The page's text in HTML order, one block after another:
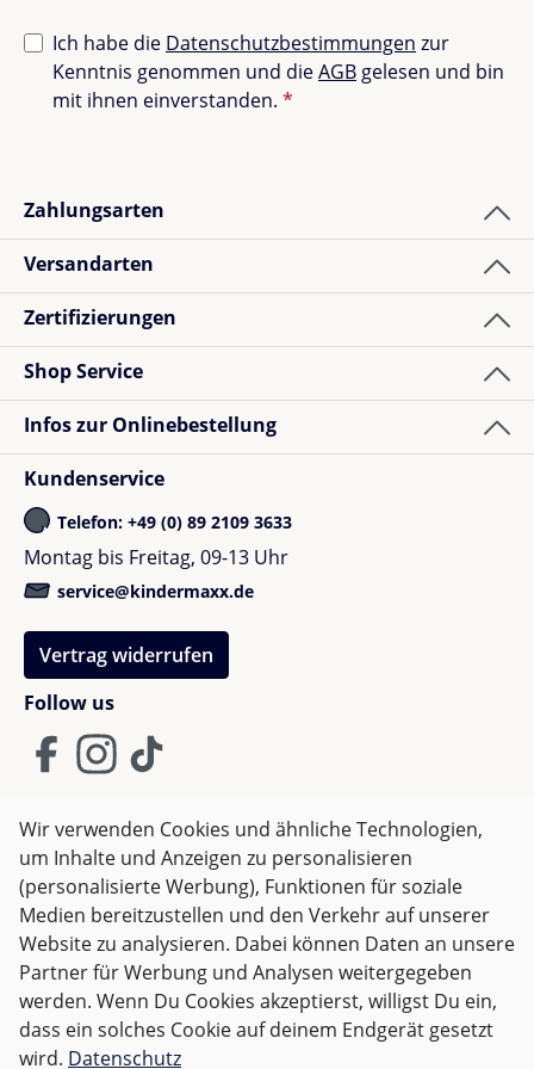
Babywanne, Babyschale undCybex Priam Sitzpaket
wechseln. Die Sitzeinheit ist wendbar – dein Kind kann
dich anschauen oder die Welt entdecken.
Ergonomische Liegeposition für entspanntes
Schlafen
Verstellbare Fußstütze
Höhenverstellbarer Schiebegriff
Perfektes Fahrgefühl auf
jedem Untergrund
Dank derKinderwagen mit Allradfederung
derCybex Kinderwagenbesonders sanft – egal ob
Stadt, Waldweg oder Kopfsteinpflaster.
Mit dem praktischen Zwei-Rad-Modus meisterst du
auch schwierigesunebenes Gelände
Highlights für unterwegs
Zwei-Rad-Modus für schwieriges Gelände
Geräumiger Einkaufskorbfür viel Stauraum
Kompakt faltbar mit einer Hand
Kindermaxx Erfahrung
Wir bei Kindermaxx verkaufen den Cybex Priamseit
Jahren und kennen ihn bis ins Detail. Kunden
Ich habe die Datenschutzbestimmungen zur
Kenntnis genommen und dieAGB gelesen und bin
mit ihnen einverstanden. *
Zahlungsarten
Versandarten
Zertifizierungen
Follow us
Shop Service
Infos zur Onlinebestellung
Kundenservice
Telefon: +49 (0) 89 2109 3633
Montag bis Freitag, 09-13 Uhr
service@kindermaxx.de
Vertrag widerrufen
AGB Impressum
Datenschutz
Widerrufsrecht
Alle Preise inkl. gesetzl. Mehrwertsteuer zzgl.Versandkosten
und ggf. Nachnahmegebühren, wenn nicht anders
angegeben.
Wir verwenden Cookies und ähnliche Technologien,
um Inhalte und Anzeigen zu personalisieren
(personalisierte Werbung), Funktionen für soziale
Medien bereitzustellen und den Verkehr auf unserer
Website zu analysieren. Dabei können Daten an unsere
Partner für Werbung und Analysen weitergegeben
werden. Wenn Du Cookies akzeptierst, willigst Du ein,
dass ein solches Cookie auf deinem Endgerät gesetzt
wird. Datenschutz